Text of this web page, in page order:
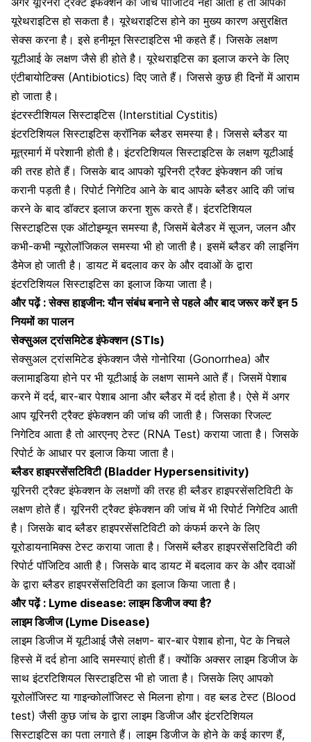
यूरेथराइटिस हो सकता है। यूरेथराइटिस होने का मुख्य कारण असुरक्षित
सेक्स करना है। इसे हनीमून सिस्टाइटिस भी कहते हैं। जिसके लक्षण
यूटीआई के लक्षण जैसे ही होते है। यूरेथराइटिस का इलाज करने के लिए
एंटीबायोटिक्स (Antibiotics) दिए जाते हैं। जिससे कुछ ही दिनों में आराम
हो जाता है।
इंटरस्टीशियल सिस्टाइटिस (Interstitial Cystitis)
इंटरटिशियल सिस्टाइटिस क्रॉनिक ब्लैडर समस्या है। जिससे ब्लैडर या
मूत्रमार्ग में परेशानी होती है। इंटरटिशियल सिस्टाइटिस के लक्षण यूटीआई
की तरह होते हैं। जिसके बाद आपको यूरिनरी ट्रैक्ट इंफेक्शन की जांच
करानी पड़ती है। रिपोर्ट निगेटिव आने के बाद आपके ब्लैडर आदि की जांच
करने के बाद डॉक्टर इलाज करना शुरू करते हैं। इंटरटिशियल
सिस्टाइटिस एक ऑटोइम्यून समस्या है, जिसमेंबेलैडर में सूजन, जलन और
कभी-कभीन्यूरोलॉजिकल समस्या भी हो जाती है। इसमें ब्लैडर की लाइनिंग
डैमेज हो जाती है। डायट में बदलाव कर के और दवाओं के द्वारा
इंटरटिशियल सिस्टाइटिस का इलाज किया जाता है।
और पढ़ें :सेक्स हाइजीन: यौन संबंध बनाने से पहले और बाद जरूर करें इन 5
नियमों का पालन
सेक्सुअल ट्रांसमिटेड इंफेक्शन (STIs)
सेक्सुअल ट्रांसमिटेड इंफेक्शन जैसेगोनोरिया (Gonorrhea) और
क्लामाइडिया होने पर भी यूटीआई के लक्षण सामने आते हैं। जिसमें पेशाब
करने में दर्द,बार-बार पेशाब आना और ब्लैडर में दर्द होता है। ऐसे में अगर
आप यूरिनरी ट्रैक्ट इंफेक्शन की जांच की जाती है। जिसका रिजल्ट
निगेटिव आता है तो आरएनए टेस्ट(RNA Test) कराया जाता है। जिसके
रिपोर्ट के आधार पर इलाज किया जाता है।
ब्लैडर हाइपरसेंसटिविटी (Bladder Hypersensitivity)
यूरिनरी ट्रैक्ट इंफेक्शन के लक्षणों की तरह ही ब्लैडर हाइपरसेंसटिविटी के
लक्षण होते हैं। यूरिनरी ट्रैक्ट इंफेक्शन की जांच में भी रिपोर्ट निगेटिव आती
है। जिसके बाद ब्लैडर हाइपरसेंसटिविटी को कंफर्म करने के लिए
यूरोडायनामिक्स टेस्ट कराया जाता है। जिसमें ब्लैडर हाइपरसेंसटिविटी की
रिपोर्ट पॉजिटिव आती है। जिसके बाद डायट में बदलाव कर के और दवाओं
के द्वारा ब्लैडर हाइपरसेंसटिविटी का इलाज किया जाता है।
और पढ़ें : Lyme disease: लाइम डिजीज क्या है?
लाइम डिजीज (Lyme Disease)
लाइम डिजीजमें यूटीआई जैसे लक्षण-बार-बार पेशाब होना, पेट के निचले
हिस्से में दर्द होना आदि समस्याएं होती हैं। क्योंकि अक्सर लाइम डिजीज के
साथ इंटरटिशियल सिस्टाइटिस भी हो जाता है। जिसके लिए आपको
यूरोलॉजिस्ट या गाइन्कोलॉजिस्ट से मिलना होगा। वह ब्लड टेस्ट (Blood
test) जैसी कुछ जांच के द्वारा लाइम डिजीज और इंटरटिशियल
सिस्टाइटिस का पता लगाते हैं। लाइम डिजीज के होने के कई कारण हैं,